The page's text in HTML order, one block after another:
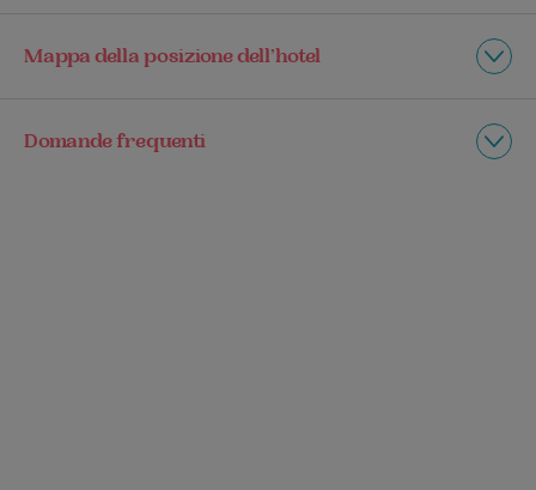
Mappa della posizione dell’hotel
Domande frequenti